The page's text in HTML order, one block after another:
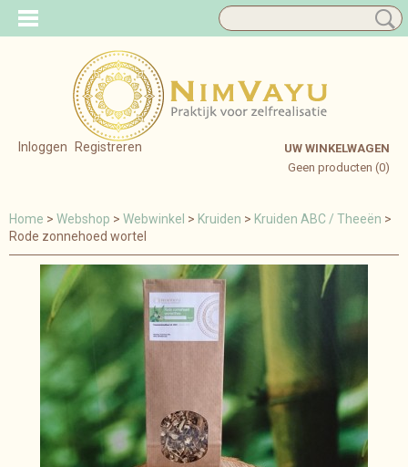
Inloggen Registreren
UW WINKELWAGEN
Geen producten (0)
Home > Webshop > Webwinkel > Kruiden > Kruiden ABC / Theeën >
Rode zonnehoed wortel